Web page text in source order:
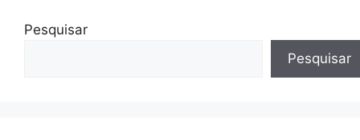
Pesquisar
Pesquisar